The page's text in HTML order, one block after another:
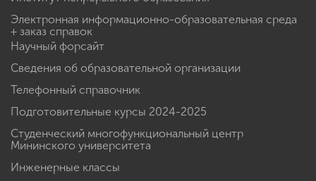
Электронная информационно-образовательная среда
+ заказ справок
Научный форсайт
Сведения об образовательной организации
Телефонный справочник
Подготовительные курсы 2024-2025
Студенческий многофункциональный центр
Мининского университета
Инженерные классы